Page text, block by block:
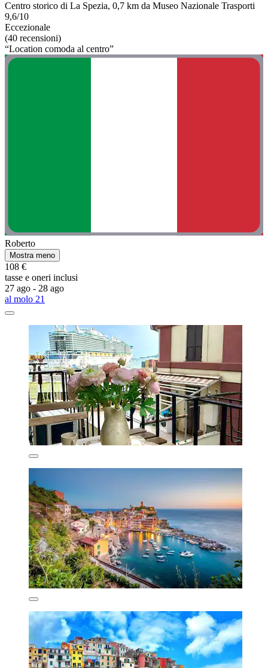
Centro storico di La Spezia, 0,7 km da Museo Nazionale Trasporti
9,6/10
Eccezionale
(40 recensioni)
“Location comoda al centro”
Roberto
Mostra meno
108 €
tasse e oneri inclusi
27 ago - 28 ago
al molo 21